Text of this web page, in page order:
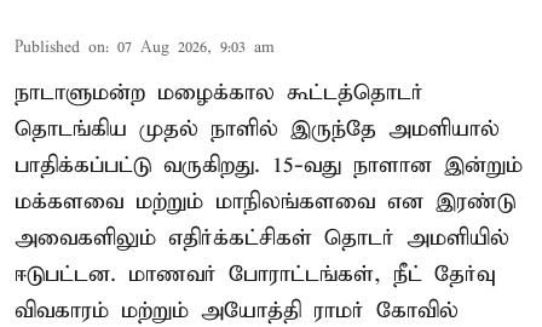
Published on: 07 Aug 2026, 9:03 am
நாடாளுமன்ற மழைக்கால கூட்டத்தொடர்
தொடங்கிய முதல் நாளில் இருந்தே அமளியால்
பாதிக்கப்பட்டு வருகிறது. 15-வது நாளான இன்றும்
மக்களவை மற்றும் மாநிலங்களவை என இரண்டு
அவைகளிலும் எதிர்க்கட்சிகள் தொடர் அமளியில்
ஈடுபட்டன. மாணவர் போராட்டங்கள், நீட் தேர்வு
விவகாரம் மற்றும் அயோத்தி ராமர் கோவில்